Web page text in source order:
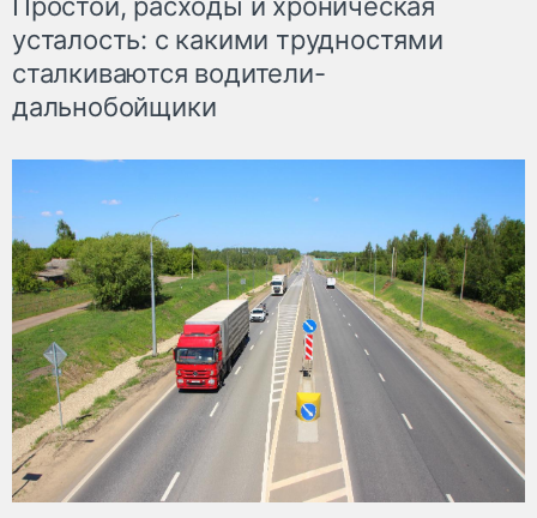
Простои, расходы и хроническая
усталость: с какими трудностями
сталкиваются водители-
дальнобойщики